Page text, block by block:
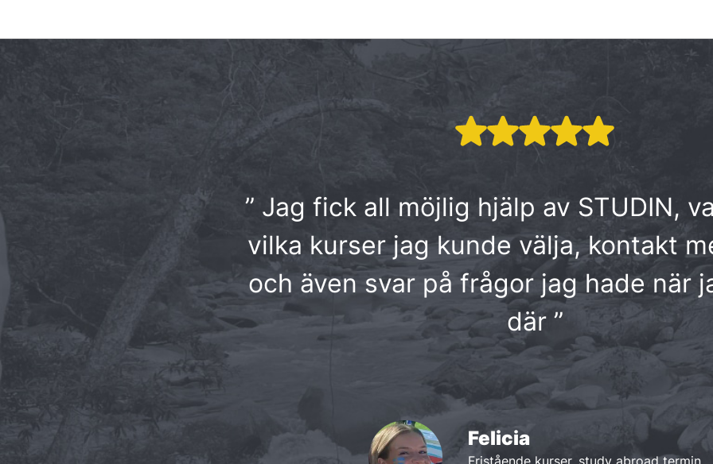
” Jag fick all möjlig hjälp av STUDIN,
vilka kurser jag kunde välja, kontakt
och även svar på frågor jag hade när
där ”
Felicia
Fristående kurser, study abroad termin